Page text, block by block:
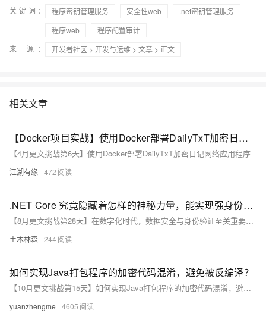
关键词：
程序密钥管理服务 安全性web
.net密钥管理服务
程序web
程序配置审计
来 源：
开发者社区 > 开发与运维 > 文章 > 正文
相关文章
【Docker项目实战】使用Docker部署DailyTxT加密日记网络应用程序
【4月更文挑战第6天】使用Docker部署DailyTxT加密日记网络应用程序
江湖有缘 472
.NET Core 究竟隐藏着怎样的神秘力量，能实现强身份验证与数据加密？
【8月更文挑战第28天】在数字化时代，数据安全与身份验证至关重要。.NET Core 提供了强大的工具，如 Identity 框架，帮助我们构建高效且可靠的身份验证系统，并支持高度定制化的用户模型和认证逻辑。此外，通过 `System.Security.Cryptography` 命名空间，.NET Core 还提供了丰富的加密算法和工具，确保数据传输和存储过程中的安全性。以下是一个简单的示例，展示如何使用 .NET Core 的 Identity 框架实现用户注册和登录功能。
土木林森 244
如何实现Java打包程序的加密代码混淆，避免被反编译？
【10月更文挑战第15天】如何实现Java打包程序的加密代码混淆，避免被反编译？
yuanzhengme 4605